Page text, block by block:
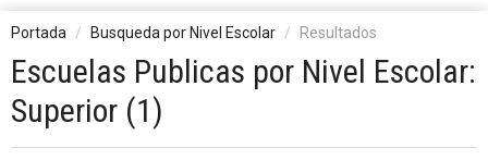
Portada Busqueda por Nivel Escolar Resultados
Escuelas Publicas por Nivel Escolar:
Superior (1)